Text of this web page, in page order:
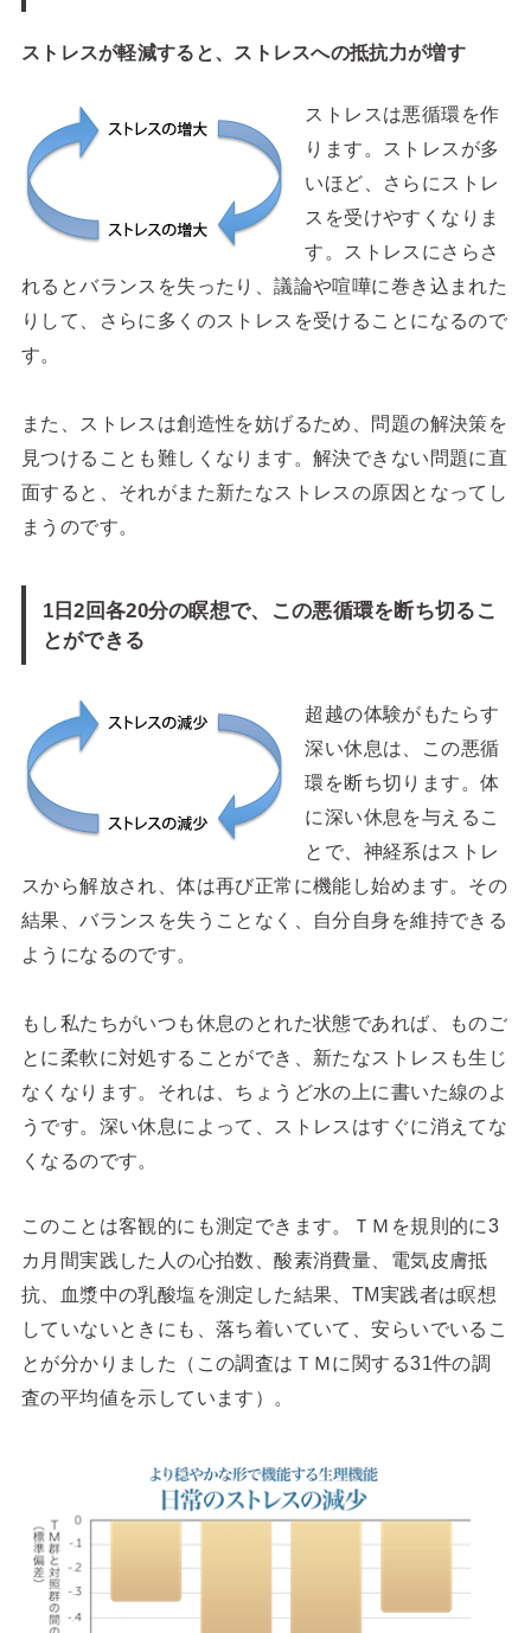
ストレスが軽減すると、ストレスへの抵抗力が増す
ストレスは悪循環を作
ります。ストレスが多
いほど、さらにストレ
スを受けやすくなりま
す。ストレスにさらさ
れるとバランスを失ったり、議論や喧嘩に巻き込まれた
りして、さらに多くのストレスを受けることになるので
す。
また、ストレスは創造性を妨げるため、問題の解決策を
見つけることも難しくなります。解決できない問題に直
面すると、それがまた新たなストレスの原因となってし
まうのです。
1日2回各20分の瞑想で、この悪循環を断ち切るこ
とができる
超越の体験がもたらす
深い休息は、この悪循
環を断ち切ります。体
に深い休息を与えるこ
とで、神経系はストレ
スから解放され、体は再び正常に機能し始めます。その
結果、バランスを失うことなく、自分自身を維持できる
ようになるのです。
もし私たちがいつも休息のとれた状態であれば、ものご
とに柔軟に対処することができ、新たなストレスも生じ
なくなります。それは、ちょうど水の上に書いた線のよ
うです。深い休息によって、ストレスはすぐに消えてな
くなるのです。
このことは客観的にも測定できます。ＴＭを規則的に3
カ月間実践した人の心拍数、酸素消費量、電気皮膚抵
抗、血漿中の乳酸塩を測定した結果、TM実践者は瞑想
していないときにも、落ち着いていて、安らいでいるこ
とが分かりました（この調査はＴＭに関する31件の調
査の平均値を示しています）。